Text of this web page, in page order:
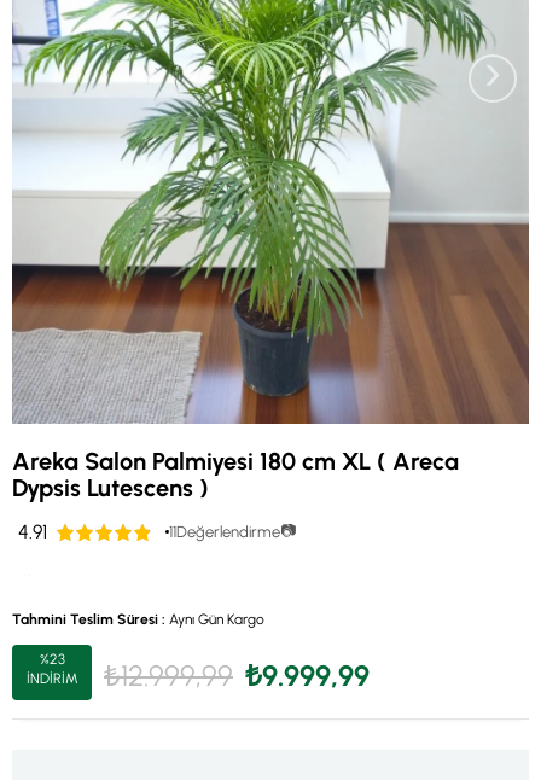
›
Areka Salon Palmiyesi 180 cm XL ( Areca
Dypsis Lutescens )
4.91 11Değerlendirme📷
Tahmini Teslim Süresi : Aynı Gün Kargo
%23
İNDIRIM
₺12.999,99 ₺9.999,99